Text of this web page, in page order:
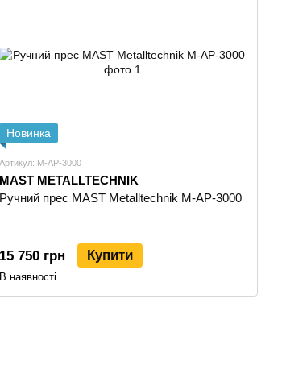
Новинка
Артикул: M-AP-3000
MAST METALLTECHNIK
Ручний прес MAST Metalltechnik M-AP-3000
15 750 грн Купити
В наявності